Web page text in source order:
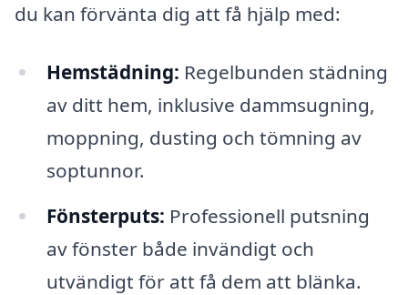
du kan förvänta dig att få hjälp med:
Hemstädning: Regelbunden städning
av ditt hem, inklusive dammsugning,
moppning, dusting och tömning av
soptunnor.
Fönsterputs: Professionell putsning
av fönster både invändigt och
utvändigt för att få dem att blänka.